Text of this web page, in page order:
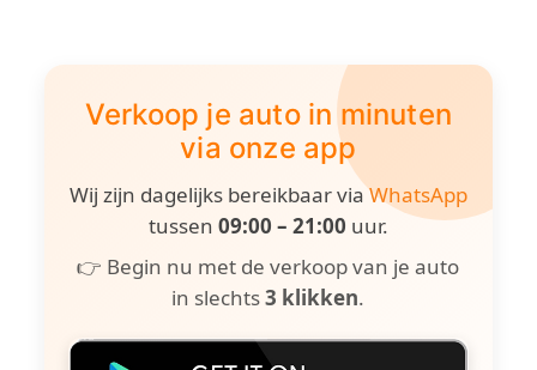
Verkoop je auto in minuten
via onze app
Wij zijn dagelijks bereikbaar viaWhatsApp
tussen 09:00 – 21:00 uur.
👉 Begin nu met de verkoop van je auto
in slechts3 klikken.